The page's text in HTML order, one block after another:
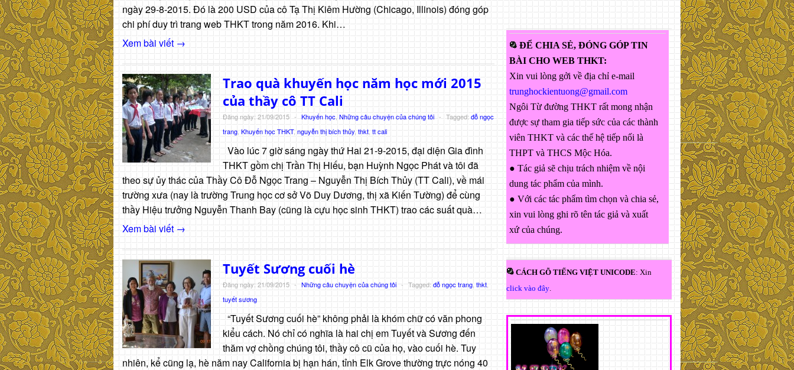
ngày 29-8-2015. Đó là 200 USD của cô Tạ Thị Kiêm Hường (Chicago, Illinois) đóng góp
chi phí duy trì trang web THKT trong năm 2016. Khi…
Xem bài viết →
Trao quà khuyến học năm học mới 2015
của thầy cô TT Cali
Đăng ngày: 21/09/2015 - Khuyến học, Những câu chuyện của chúng tôi - Tagged: đỗ ngọc
trang Khuyến học THKT, nguyễn thị bích thủy, thkt tt cali
Vào lúc 7 giờ sáng ngày thứ Hai 21-9-2015, đại diện Gia đình
THKT gồm chị Trần Thị Hiếu, bạn Huỳnh Ngọc Phát và tôi đã
theo sự ủy thác của Thầy Cô Đỗ Ngọc Trang – Nguyễn Thị Bích Thủy (TT Cali), về mái
trường xưa (nay là trường Trung học cơ sở Võ Duy Dương, thị xã Kiến Tường) để cùng
thầy Hiệu trưởng Nguyễn Thanh Bay (cũng là cựu học sinh THKT) trao các suất quà…
Xem bài viết →
Tuyết Sương cuối hè
Đăng ngày: 21/09/2015 - Những câu chuyện của chúng tôi - Tagged:đỗ ngọc trang, thkt
tuyết sương
“Tuyết Sương cuối hè” không phải là khóm chữ có văn phong
kiểu cách. Nó chỉ có nghĩa là hai chị em Tuyết và Sương đến
thăm vợ chồng chúng tôi, thầy cô cũ của họ, vào cuối hè. Tuy
nhiên, kể cũng lạ, hè năm nay California bị hạn hán, tỉnh Elk Grove thường trực nóng 40
ĐỂ CHIA SẺ, ĐÓNG GÓP TIN
BÀI CHO WEB THKT:
Xin vui lòng gởi về địa chỉ e-mail
trunghockientuong@gmail.com
Ngôi Từ đường THKT rất mong nhận
được sự tham gia tiếp sức của các thành
viên THKT và các thế hệ tiếp nối là
THPT và THCS Mộc Hóa.
● Tác giả sẽ chịu trách nhiệm về nội
dung tác phẩm của mình.
● Với các tác phẩm tìm chọn và chia sẻ,
xin vui lòng ghi rõ tên tác giả và xuất
xứ của chúng.
CÁCH GÕ TIẾNG VIỆT UNICODE: Xin
click vào đây